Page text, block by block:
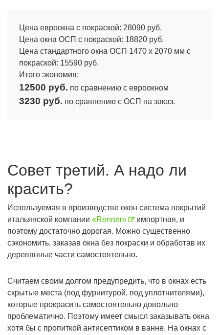
Цена евроокна с покраской: 28090 руб.
Цена окна ОСП с покраской: 18820 руб.
Цена стандартного окна ОСП 1470 х 2070 мм с
покраской: 15590 руб.
Итого экономия:
12500 руб. по сравнению с евроокном
3230 руб. по сравнению с ОСП на заказ.
Совет третий. А надо ли
красить?
Используемая в производстве окон система покрытий
итальянской компании «Renner»
импортная, и
поэтому достаточно дорогая. Можно существенно
сэкономить, заказав окна без покраски и обработав их
деревянные части самостоятельно.
Считаем своим долгом предупредить, что в окнах есть
скрытые места (под фурнитурой, под уплотнителями),
которые прокрасить самостоятельно довольно
проблематично. Поэтому имеет смысл заказывать окна
хотя бы с пропиткой антисептиком в ванне. На окнах с